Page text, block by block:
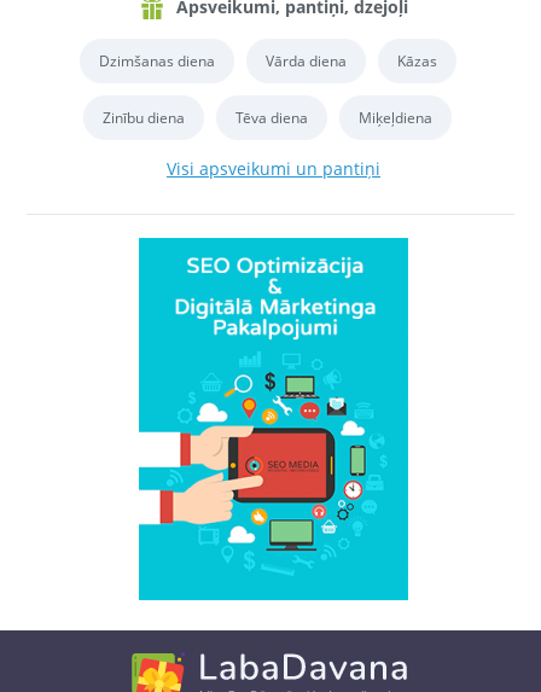
Apsveikumi, pantiņi, dzejoļi
Dzimšanas diena Vārda diena Kāzas
Zinību diena Tēva diena Miķeļdiena
Visi apsveikumi un pantiņi